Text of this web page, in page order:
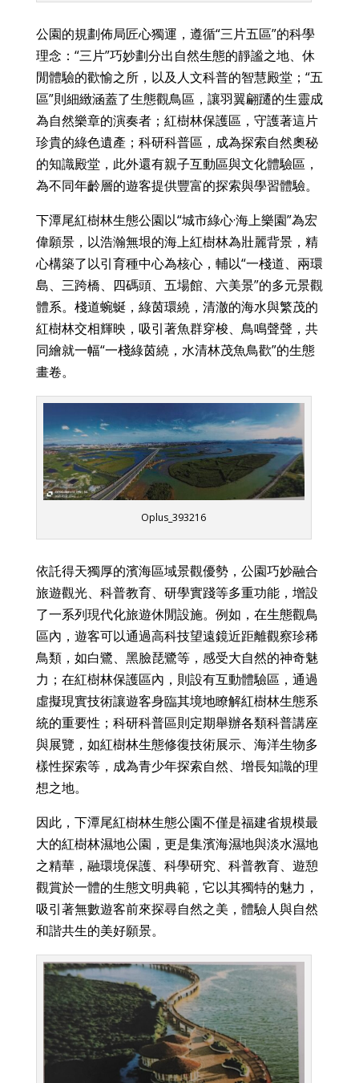
公園的規劃佈局匠心獨運，遵循“三片五區”的科學
理念：“三片”巧妙劃分出自然生態的靜謐之地、休
閒體驗的歡愉之所，以及人文科普的智慧殿堂；“五
區”則細緻涵蓋了生態觀鳥區，讓羽翼翩躚的生靈成
為自然樂章的演奏者；紅樹林保護區，守護著這片
珍貴的綠色遺產；科研科普區，成為探索自然奧秘
的知識殿堂，此外還有親子互動區與文化體驗區，
為不同年齡層的遊客提供豐富的探索與學習體驗。
下潭尾紅樹林生態公園以“城市綠心·海上樂園”為宏
偉願景，以浩瀚無垠的海上紅樹林為壯麗背景，精
心構築了以引育種中心為核心，輔以“一棧道、兩環
島、三跨橋、四碼頭、五場館、六美景”的多元景觀
體系。棧道蜿蜒，綠茵環繞，清澈的海水與繁茂的
紅樹林交相輝映，吸引著魚群穿梭、鳥鳴聲聲，共
同繪就一幅“一棧綠茵繞，水清林茂魚鳥歡”的生態
畫卷。
Oplus_393216
依託得天獨厚的濱海區域景觀優勢，公園巧妙融合
旅遊觀光、科普教育、研學實踐等多重功能，增設
了一系列現代化旅遊休閒設施。例如，在生態觀鳥
區內，遊客可以通過高科技望遠鏡近距離觀察珍稀
鳥類，如白鷺、黑臉琵鷺等，感受大自然的神奇魅
力；在紅樹林保護區內，則設有互動體驗區，通過
虛擬現實技術讓遊客身臨其境地瞭解紅樹林生態系
統的重要性；科研科普區則定期舉辦各類科普講座
與展覽，如紅樹林生態修復技術展示、海洋生物多
樣性探索等，成為青少年探索自然、增長知識的理
想之地。
因此，下潭尾紅樹林生態公園不僅是福建省規模最
大的紅樹林濕地公園，更是集濱海濕地與淡水濕地
之精華，融環境保護、科學研究、科普教育、遊憩
觀賞於一體的生態文明典範，它以其獨特的魅力，
吸引著無數遊客前來探尋自然之美，體驗人與自然
和諧共生的美好願景。